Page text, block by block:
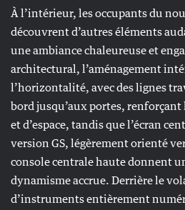
À l’intérieur, les occupants du
découvrent d’autres éléments
une ambiance chaleureuse et
architectural, l’aménagement
l’horizontalité, avec des lignes
bord jusqu’aux portes, renforçant
et d’espace, tandis que l’écran
version GS, légèrement orienté
console centrale haute donnent
dynamisme accrue. Derrière le
d’instruments entièrement